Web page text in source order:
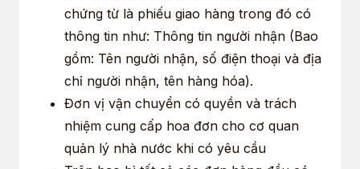
chứng từ là phiếu giao hàng trong đó có
thông tin như: Thông tin người nhận (Bao
gồm: Tên người nhận, số điện thoại và địa
chỉ người nhận, tên hàng hóa).
Đơn vị vận chuyển có quyền và trách
nhiệm cung cấp hoa đơn cho cơ quan
quản lý nhà nước khi có yêu cầu